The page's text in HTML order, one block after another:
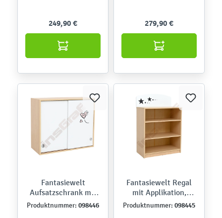
249,90 € 279,90 €
Fantasiewelt
Aufsatzschrank mit
Herzen
Produktnummer: 098446
Fantasiewelt Regal
mit Applikation,
Sterne
Produktnummer: 098445